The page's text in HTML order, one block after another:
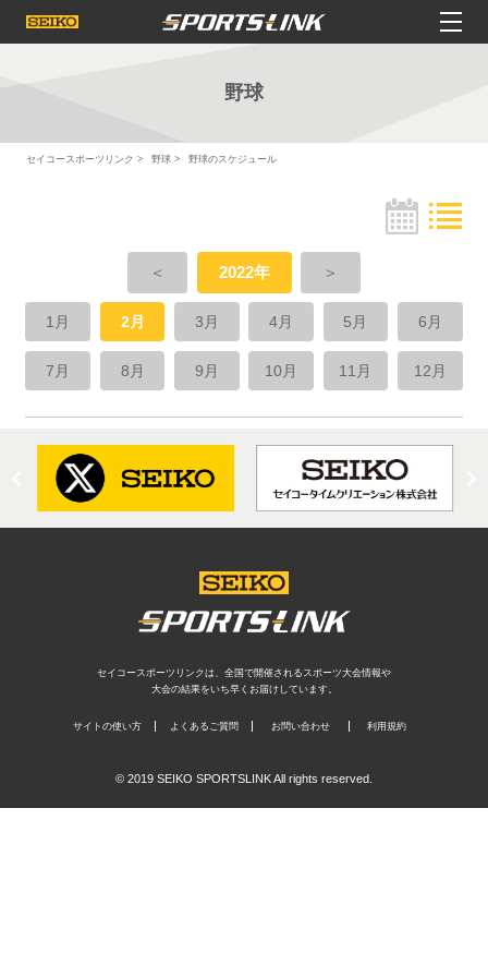
野球
セイコースポーツリンク 野球 野球のスケジュール
＜ 2022年 ＞
1月 2月 3月 4月 5月 6月
7月 8月 9月 10月 11月 12月
セイコースポーツリンクは、全国で開催されるスポーツ大会情報や
大会の結果をいち早くお届けしています。
サイトの使い方 よくあるご質問 お問い合わせ 利用規約
© 2019 SEIKO SPORTSLINK All rights reserved.